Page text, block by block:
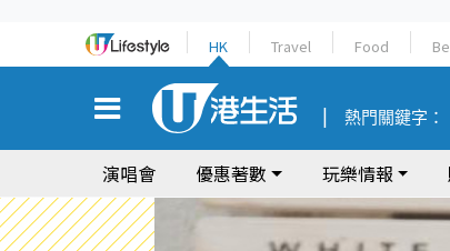
HK Travel Food
熱門關鍵字：
演唱會 優惠著數 玩樂情報